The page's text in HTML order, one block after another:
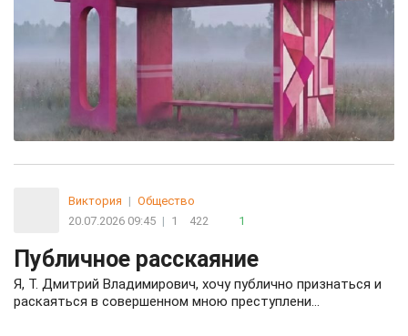
Виктория | Общество
20.07.2026 09:45 | 1 422 1
Публичное расскаяние
Я, Т. Дмитрий Владимирович, хочу публично признаться и
раскаяться в совершенном мною преступлени…